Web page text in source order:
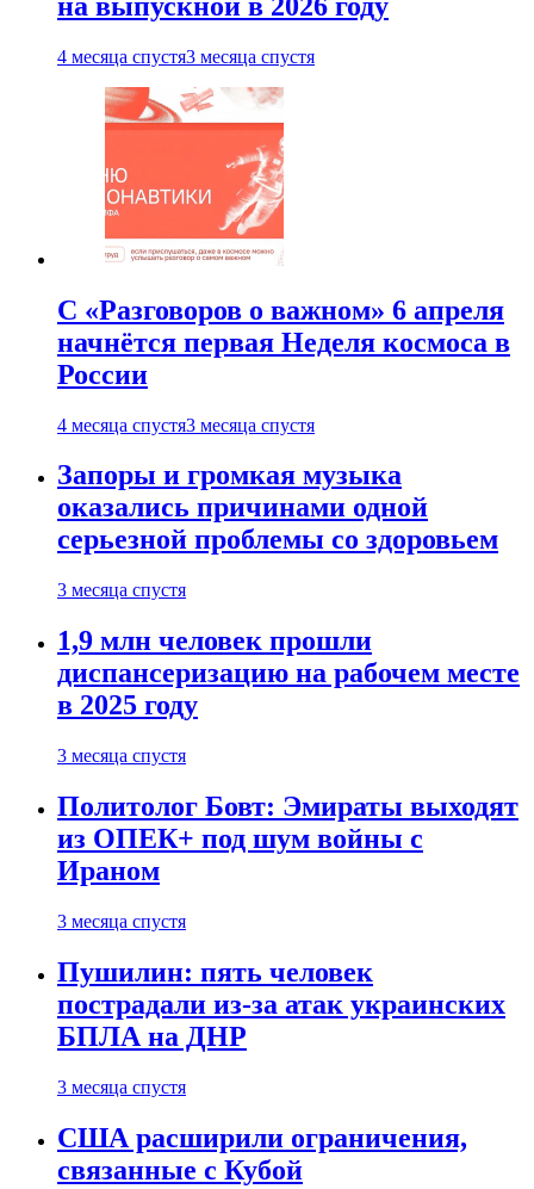
4 месяца спустя3 месяца спустя
С «Разговоров о важном» 6 апреля
начнётся первая Неделя космоса в
России
4 месяца спустя3 месяца спустя
Запоры и громкая музыка
оказались причинами одной
серьезной проблемы со здоровьем
3 месяца спустя
1,9 млн человек прошли
диспансеризацию на рабочем месте
в 2025 году
3 месяца спустя
Политолог Бовт: Эмираты выходят
из ОПЕК+ под шум войны с
Ираном
3 месяца спустя
Пушилин: пять человек
пострадали из-за атак украинских
БПЛА на ДНР
3 месяца спустя
США расширили ограничения,
связанные с Кубой